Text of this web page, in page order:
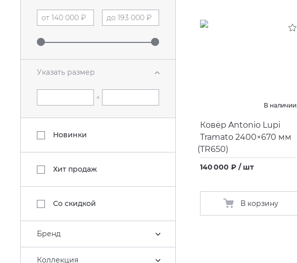
Указать размер
×
Новинки
Хит продаж
Со скидкой
Бренд
Коллекция
В наличии
Ковёр Antonio Lupi
Tramato 2400×670 мм
(TR650)
140 000 ₽ / шт
В корзину